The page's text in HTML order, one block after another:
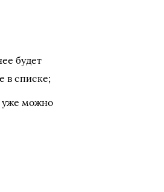
будет
в списке;
уже можно